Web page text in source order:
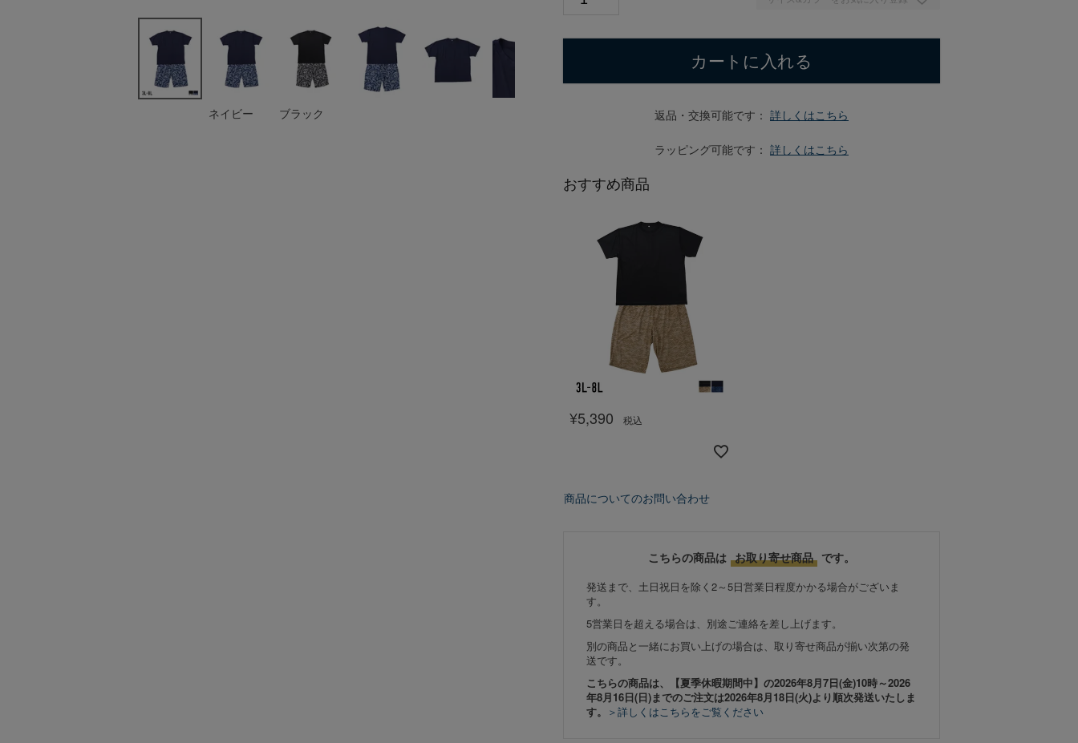
ネイビー ブラック
カートに入れる
返品・交換可能です： 詳しくはこちら
ラッピング可能です： 詳しくはこちら
おすすめ商品
¥5,390 税込
商品についてのお問い合わせ
こちらの商品は お取り寄せ商品 です。
発送まで、土日祝日を除く2～5日営業日程度かかる場合がございま
す。
5営業日を超える場合は、別途ご連絡を差し上げます。
別の商品と一緒にお買い上げの場合は、取り寄せ商品が揃い次第の発
送です。
こちらの商品は、【夏季休暇期間中】の2026年8月7日(金)10時～2026
年8月16日(日)までのご注文は2026年8月18日(火)より順次発送いたしま
す。 ＞詳しくはこちらをご覧ください